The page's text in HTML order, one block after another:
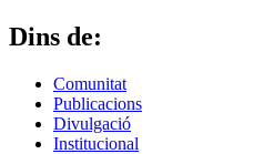
Dins de:
Comunitat
Publicacions
Divulgació
Institucional